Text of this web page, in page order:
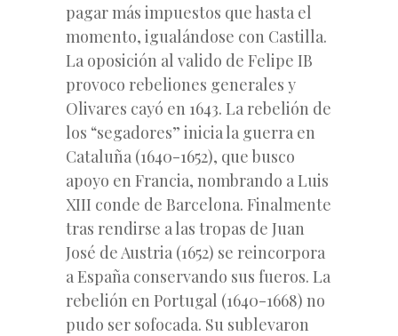
pagar más impuestos que hasta el
momento, igualándose con Castilla.
La oposición al valido de Felipe IB
provoco rebeliones generales y
Olivares cayó en 1643. La rebelión de
los “segadores” inicia la guerra en
Cataluña (1640-1652), que busco
apoyo en Francia, nombrando a Luis
XIII conde de Barcelona. Finalmente
tras rendirse a las tropas de Juan
José de Austria (1652) se reincorpora
a España conservando sus fueros. La
rebelión en Portugal (1640-1668) no
pudo ser sofocada. Su sublevaron